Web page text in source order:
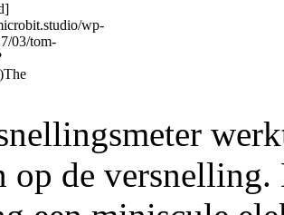
wp-
03/tom-
op de